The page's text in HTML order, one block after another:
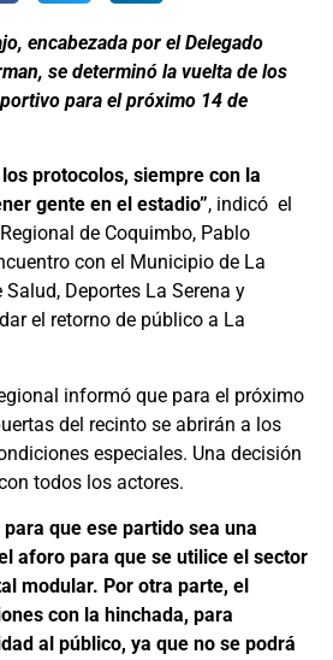
encabezada por el Delegado
se determinó la vuelta de los
para el próximo 14 de
protocolos, siempre con la
gente en el estadio”, indicó el
de Coquimbo, Pablo
con el Municipio de La
Deportes La Serena y
el retorno de público a La
informó que para el próximo
del recinto se abrirán a los
especiales. Una decisión
todos los actores.
que ese partido sea una
aforo para que se utilice el sector
modular. Por otra parte, el
con la hinchada, para
al público, ya que no se podrá